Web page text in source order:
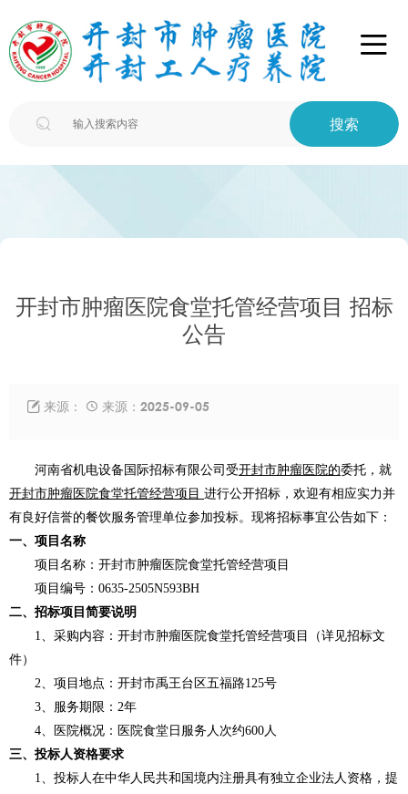

 搜索
开封市肿瘤医院食堂托管经营项目 招标
公告
 来源：  来源：2025-09-05
河南省机电设备国际招标有限公司受开封市肿瘤医院的委托，就
开封市肿瘤医院食堂托管经营项目 进行公开招标，欢迎有相应实力并
有良好信誉的餐饮服务管理单位参加投标。 现将招标事宜公告如下：
一、项目名称
项目名称：开封市肿瘤医院食堂托管经营项目
项目编号： 0635-2505N593BH
二、 招标项目简要说明
1、 采购内容：开封市肿瘤医院食堂托管经营项目（详见招标文
件）
2、 项目地点：开封市禹王台区五福路125号
3、 服务期限： 2年
4、医院概况：医院食堂日服务人次约600人
三、投标人资格要求
1、投标人在中华人民共和国境内注册具有独立企业法人资格，提